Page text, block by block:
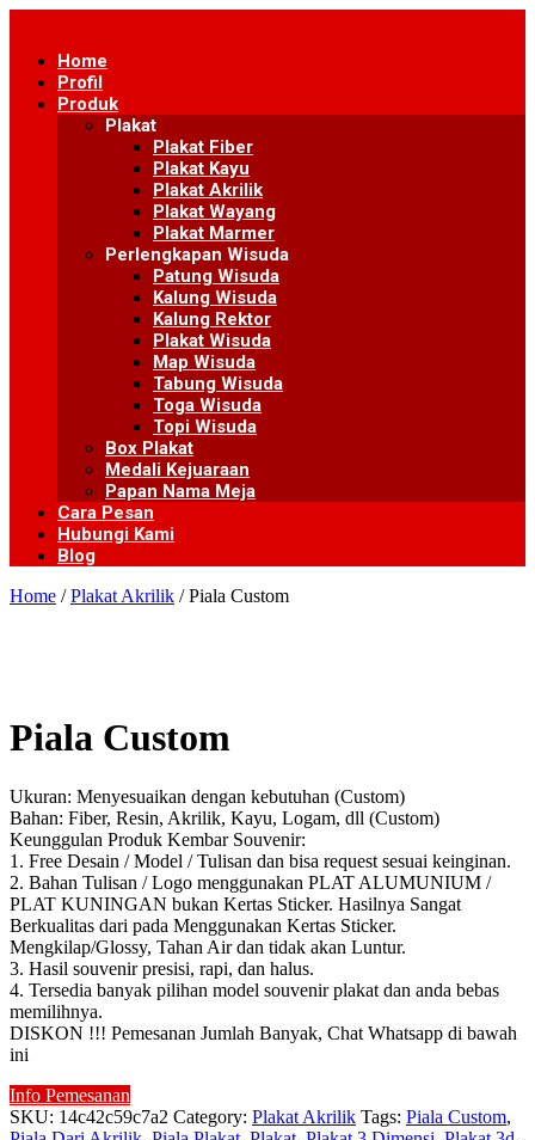
contentHome
Profil
Produk
Plakat
Plakat Fiber
Plakat Kayu
Plakat Akrilik
Plakat Wayang
Plakat Marmer
Perlengkapan Wisuda
Patung Wisuda
Kalung Wisuda
Kalung Rektor
Plakat Wisuda
Map Wisuda
Tabung Wisuda
Toga Wisuda
Topi Wisuda
Box Plakat
Medali Kejuaraan
Papan Nama Meja
Cara Pesan
Hubungi Kami
Blog
Home /Plakat Akrilik / Piala Custom
Piala Custom
Ukuran: Menyesuaikan dengan kebutuhan (Custom)
Bahan: Fiber, Resin, Akrilik, Kayu, Logam, dll (Custom)
Keunggulan Produk Kembar Souvenir:
1. Free Desain / Model / Tulisan dan bisa request sesuai keinginan.
2. Bahan Tulisan / Logo menggunakan PLAT ALUMUNIUM /
PLAT KUNINGAN bukan Kertas Sticker. Hasilnya Sangat
Berkualitas dari pada Menggunakan Kertas Sticker.
Mengkilap/Glossy, Tahan Air dan tidak akan Luntur.
3. Hasil souvenir presisi, rapi, dan halus.
4. Tersedia banyak pilihan model souvenir plakat dan anda bebas
memilihnya.
DISKON !!! Pemesanan Jumlah Banyak, Chat Whatsapp di bawah
ini
Info Pemesanan
SKU: 14c42c59c7a2 Category: Plakat Akrilik Tags: Piala Custom,